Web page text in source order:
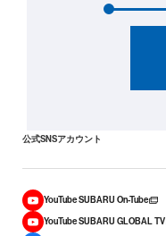
公式SNSアカウント
YouTube SUBARU On-Tube
YouTube SUBARU GLOBAL TV